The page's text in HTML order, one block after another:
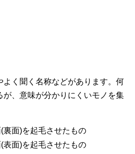
よく聞く名称などがあります。何
が、意味が分かりにくいモノを集
裏面)を起毛させたもの
表面)を起毛させたもの